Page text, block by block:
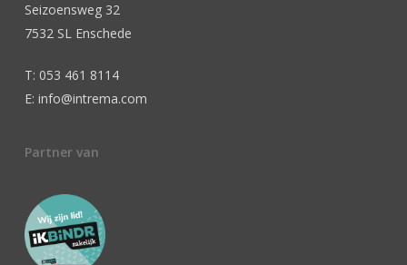
Seizoensweg 32
7532 SL Enschede
T: 053 461 8114
E: info@intrema.com
Partner van